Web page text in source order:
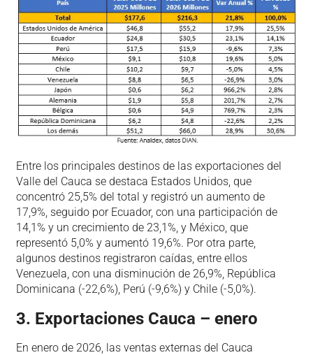
Entre los principales destinos de las exportaciones del
Valle del Cauca se destaca Estados Unidos, que
concentró 25,5% del total y registró un aumento de
17,9%, seguido por Ecuador, con una participación de
14,1% y un crecimiento de 23,1%, y México, que
representó 5,0% y aumentó 19,6%. Por otra parte,
algunos destinos registraron caídas, entre ellos
Venezuela, con una disminución de 26,9%, República
Dominicana (-22,6%), Perú (-9,6%) y Chile (-5,0%).
3. Exportaciones Cauca – enero
En enero de 2026, las ventas externas del Cauca